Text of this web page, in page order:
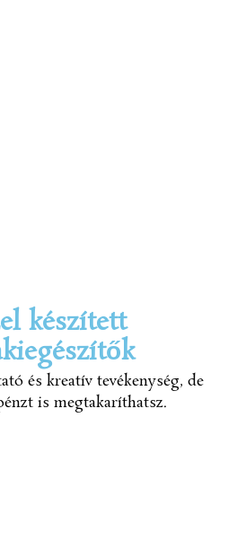
készített
és kreatív tevékenység, de
is megtakaríthatsz.